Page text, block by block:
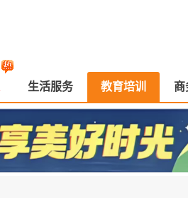
生活服务 教育培训 商